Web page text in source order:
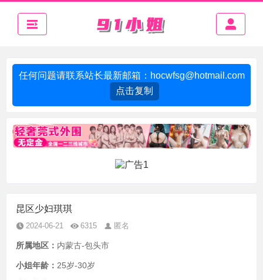
任何问题请联系站长最新邮箱： hocwfsg@hotmail.com
点击复制
昆区少妇琪琪
2024-06-21 6315 匿名
所属地区： 内蒙古-包头市
小姐年龄： 25岁-30岁